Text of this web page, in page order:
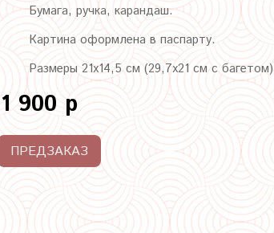
Бумага, ручка, карандаш.
Картина оформлена в паспарту.
Размеры 21х14,5 см (29,7х21 см с багетом)
1 900 р
ПРЕДЗАКАЗ